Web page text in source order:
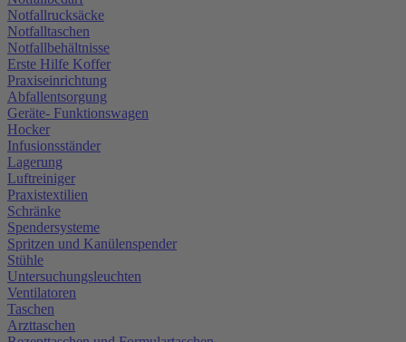
Notfallrucksäcke
Notfalltaschen
Notfallbehältnisse
Erste Hilfe Koffer
Praxiseinrichtung
Abfallentsorgung
Geräte- Funktionswagen
Hocker
Infusionsständer
Lagerung
Luftreiniger
Praxistextilien
Schränke
Spendersysteme
Spritzen und Kanülenspender
Stühle
Untersuchungsleuchten
Ventilatoren
Taschen
Arzttaschen